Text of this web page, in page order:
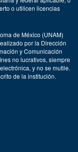
o utilicen licencias
de México (UNAM)
por la Dirección
y Comunicación
no lucrativos, siempre
y no se mutile.
de la institución.